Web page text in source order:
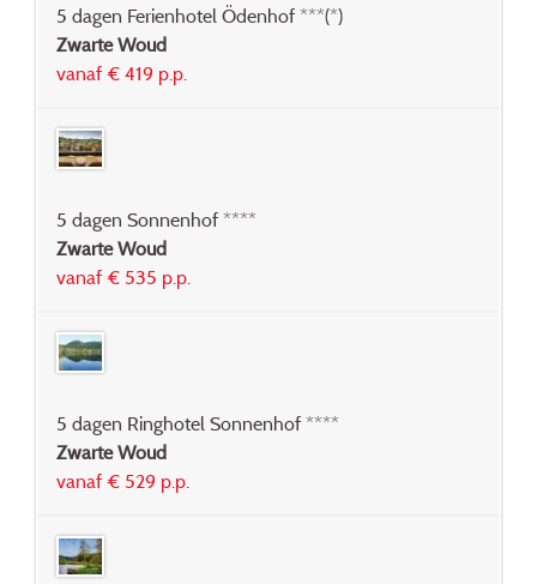
5 dagen Ferienhotel Ödenhof ***(*)
Zwarte Woud
vanaf € 419 p.p.
5 dagen Sonnenhof ****
Zwarte Woud
vanaf € 535 p.p.
5 dagen Ringhotel Sonnenhof ****
Zwarte Woud
vanaf € 529 p.p.